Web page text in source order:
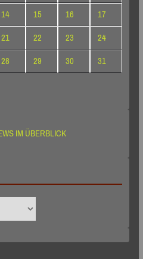
14 15 16
17
21 22 23
24
28 29 30
31
IM ÜBERBLICK